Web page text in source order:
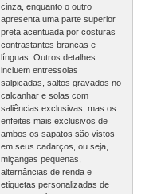
cinza, enquanto o outro
apresenta uma parte superior
preta acentuada por costuras
contrastantes brancas e
línguas. Outros detalhes
incluem entressolas
salpicadas, saltos gravados no
calcanhar e solas com
saliências exclusivas, mas os
enfeites mais exclusivos de
ambos os sapatos são vistos
em seus cadarços, ou seja,
miçangas pequenas,
alternâncias de renda e
etiquetas personalizadas de